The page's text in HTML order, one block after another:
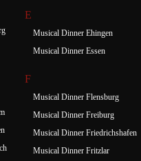
E
Musical Dinner Ehingen
Musical Dinner Essen
F
Musical Dinner Flensburg
Musical Dinner Freiburg
Musical Dinner Friedrichshafen
Musical Dinner Fritzlar